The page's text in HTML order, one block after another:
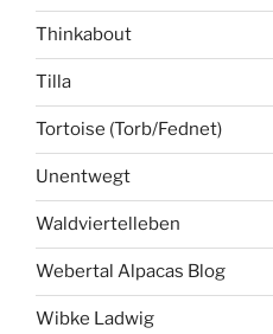
Thinkabout
Tilla
Tortoise (Torb/Fednet)
Unentwegt
Waldviertelleben
Webertal Alpacas Blog
Wibke Ladwig